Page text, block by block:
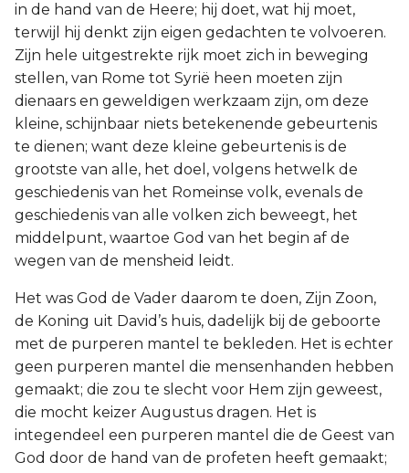
in de hand van de Heere; hij doet, wat hij moet,
terwijl hij denkt zijn eigen gedachten te volvoeren.
Zijn hele uitgestrekte rijk moet zich in beweging
stellen, van Rome tot Syrië heen moeten zijn
dienaars en geweldigen werkzaam zijn, om deze
kleine, schijnbaar niets betekenende gebeurtenis
te dienen; want deze kleine gebeurtenis is de
grootste van alle, het doel, volgens hetwelk de
geschiedenis van het Romeinse volk, evenals de
geschiedenis van alle volken zich beweegt, het
middelpunt, waartoe God van het begin af de
wegen van de mensheid leidt.
Het was God de Vader daarom te doen, Zijn Zoon,
de Koning uit David’s huis, dadelijk bij de geboorte
met de purperen mantel te bekleden. Het is echter
geen purperen mantel die mensenhanden hebben
gemaakt; die zou te slecht voor Hem zijn geweest,
die mocht keizer Augustus dragen. Het is
integendeel een purperen mantel die de Geest van
God door de hand van de profeten heeft gemaakt;